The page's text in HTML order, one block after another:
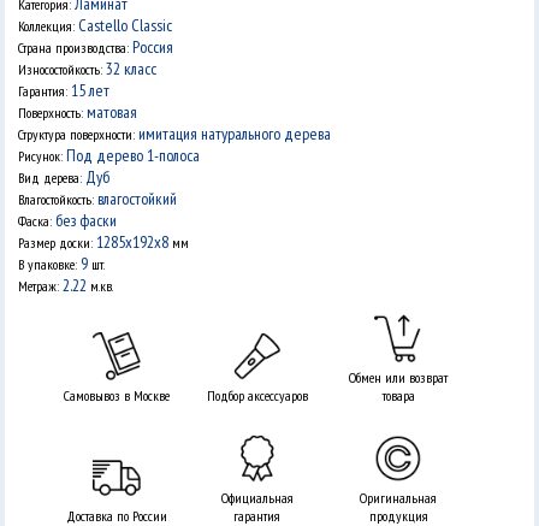
Категория:
Коллекция: Castello Classic
Страна производства: Россия
Износостойкость:32 класс
Гарантия: 15 лет
Поверхность:матовая
Структура поверхности:имитация натурального дерева
Рисунок: Под дерево 1-полоса
Вид дерева: Дуб
Влагостойкость:влагостойкий
Фаска:без фаски
Размер доски: 1285х192х8 мм
В упаковке: 9 шт.
Метраж:2.22 м.кв.
Самовывоз в Москве Подбор аксессуаров
Обмен или возврат
товара
Доставка по России
Официальная
гарантия
Оригинальная
продукция